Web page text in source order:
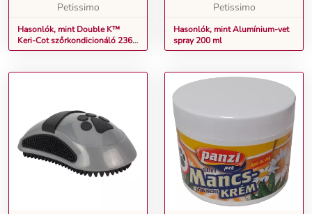
Petissimo
Hasonlók, mint Double K™
Keri-Cot szőrkondicionáló 236
ml
Petissimo
Hasonlók, mint Alumínium-vet
spray 200 ml